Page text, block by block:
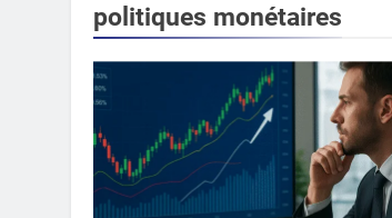
politiques monétaires